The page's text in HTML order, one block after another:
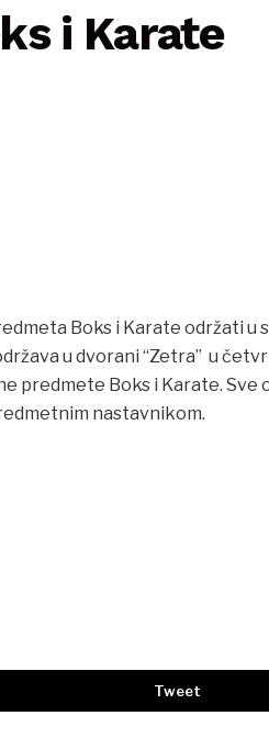
i Karate
Boks i Karate održati u
u dvorani “Zetra” u
predmete Boks i Karate. Sve
nastavnikom.
Tweet